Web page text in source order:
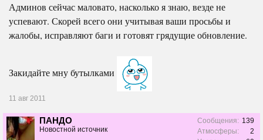
Админов сейчас маловато, насколько я знаю, везде не
успевают. Скорей всего они учитывая ваши просьбы и
жалобы, исправляют баги и готовят грядущие обновление.
Закидайте мну бутылками
11 авг 2011
ПАНДО
Новостной источник
Сообщения: 139
Атмосферы:
2